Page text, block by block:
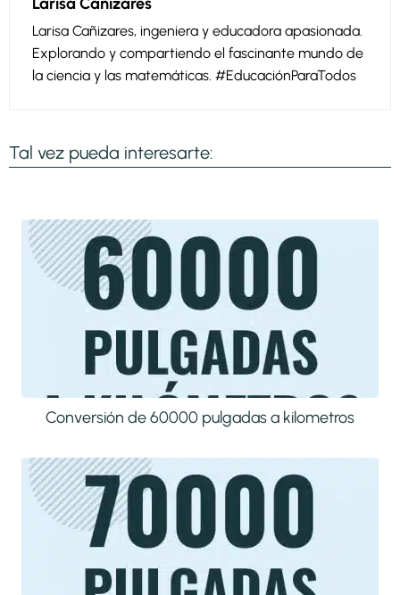
Larisa Cañizares, ingeniera y educadora apasionada.
Explorando y compartiendo el fascinante mundo de
la ciencia y las matemáticas. #EducaciónParaTodos
Tal vez pueda interesarte:
Conversión de 60000 pulgadas a kilometros